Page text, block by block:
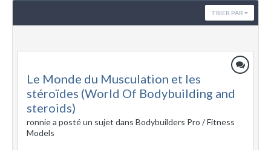
TRIER PAR
Le Monde du Musculation et les
stéroïdes (World Of Bodybuilding and
steroids)
ronnie a posté un sujet dans Bodybuilders Pro / Fitness
Models